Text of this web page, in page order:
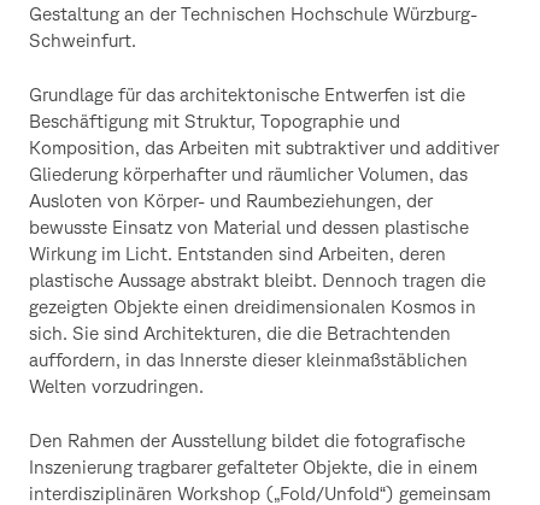
Gestaltung an der Technischen Hochschule Würzburg-
Schweinfurt.
Grundlage für das architektonische Entwerfen ist die
Beschäftigung mit Struktur, Topographie und
Komposition, das Arbeiten mit subtraktiver und additiver
Gliederung körperhafter und räumlicher Volumen, das
Ausloten von Körper- und Raumbeziehungen, der
bewusste Einsatz von Material und dessen plastische
Wirkung im Licht. Entstanden sind Arbeiten, deren
plastische Aussage abstrakt bleibt. Dennoch tragen die
gezeigten Objekte einen dreidimensionalen Kosmos in
sich. Sie sind Architekturen, die die Betrachtenden
auffordern, in das Innerste dieser kleinmaßstäblichen
Welten vorzudringen.
Den Rahmen der Ausstellung bildet die fotografische
Inszenierung tragbarer gefalteter Objekte, die in einem
interdisziplinären Workshop („Fold/Unfold“) gemeinsam